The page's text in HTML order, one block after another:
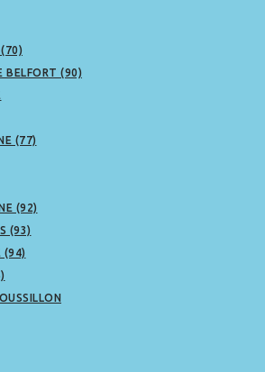
BELFORT (90)
(77)
(92)
(93)
(94)